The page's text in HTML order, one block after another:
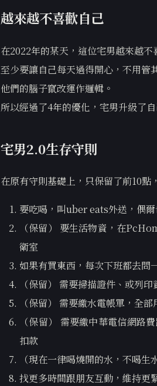
越來越不喜歡自己
在2022年的某天，這位宅男越來越
至少要讓自己每天過得開心，不用管
他們的腦子竄改運作邏輯。
所以經過了4年的優化，宅男升級了
宅男2.0生存守則
在原有守則基礎上，只保留了前10點
要吃喝，叫uber eats外送，偶
（保留） 要生活物資，在
衛室
如果有買東西，每次下班都去問
（保留） 需要掃描證件、或列
（保留） 需要繳水電帳單，全
（保留） 需要繳中華電信網路
扣款
（現在一律喝燒開的水，不喝
找更多時間跟朋友互動，維持更